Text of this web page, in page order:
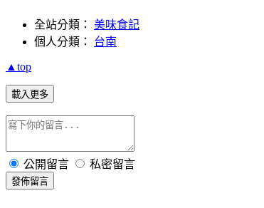
全站分類： 美味食記
個人分類： 台南
▲top
載入更多
公開留言 私密留言
發佈留言